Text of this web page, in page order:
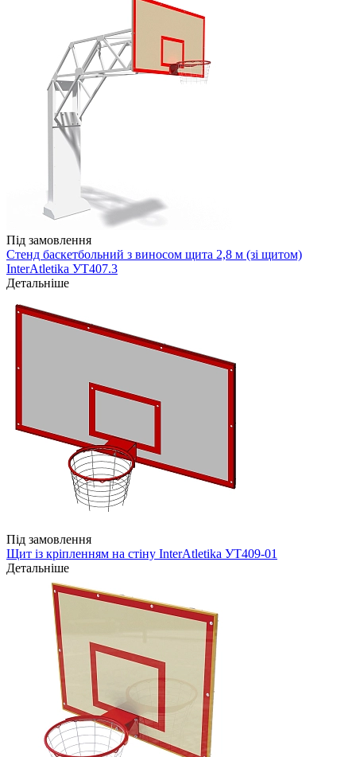
Під замовлення
Стенд баскетбольний з виносом щита 2,8 м (зі щитом)
InterAtletika УТ407.3
Детальніше
Під замовлення
Щит із кріпленням на стіну InterAtletika УТ409-01
Детальніше